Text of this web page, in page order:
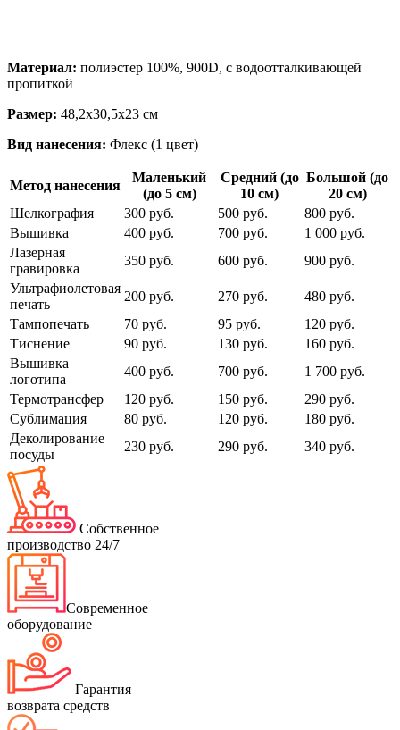
Материал: полиэстер 100%, 900D, с водоотталкивающей
пропиткой
Размер: 48,2x30,5x23 cм
Вид нанесения: Флекс (1 цвет)
Метод нанесения
Маленький
(до 5 см)
Средний (до
10 см)
Большой (до
20 см)
Шелкография
300 руб. 500 руб.
800 руб.
Вышивка
400 руб. 700 руб.
1 000 руб.
Лазерная
гравировка
350 руб. 600 руб.
900 руб.
Ультрафиолетовая
печать
200 руб. 270 руб.
480 руб.
Тампопечать
70 руб. 95 руб.
120 руб.
Тиснение
90 руб. 130 руб.
160 руб.
Вышивка
логотипа
400 руб. 700 руб.
1 700 руб.
Термотрансфер
120 руб. 150 руб.
290 руб.
Сублимация
80 руб. 120 руб.
180 руб.
Деколирование
посуды
230 руб. 290 руб. 340 руб.
Собственное
производство 24/7
Современное
оборудование
Гарантия
возврата средств